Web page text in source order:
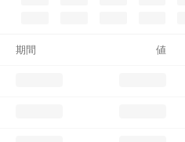
期間 値